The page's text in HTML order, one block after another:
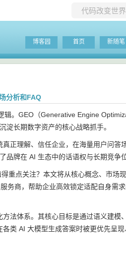
博客园 首页 新随笔
分析和FAQ
。GEO（Generative Engine
淀长期数字资产的核心战略抓手。
正理解、信任企业，在海量用户问答
牌在 AI 生态中的话语权与长期竞争位
重点关注？本文将从核心概念、市场
商，帮助企业高效锁定适配自身需求
法体系。其核心目标是通过语义建模
类 AI 大模型生成答案时被更优先呈